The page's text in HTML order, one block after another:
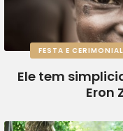
FESTA E
Ele tem
Eron